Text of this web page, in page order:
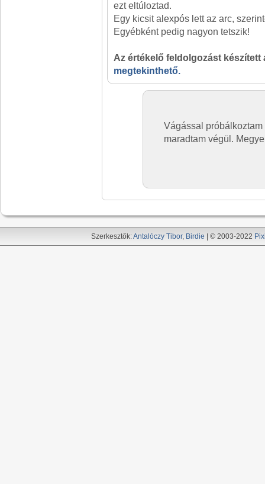
ezt eltúloztad.
Egy kicsit alexpós lett az arc,
Egyébként pedig nagyon tetszik!
Az értékelő feldolgozást készített
megtekinthető.
Vágással
maradtam végül.
Szerkesztők:Antalóczy Tibor, Birdie | © 2003-2022